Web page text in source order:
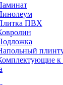
ПВХ